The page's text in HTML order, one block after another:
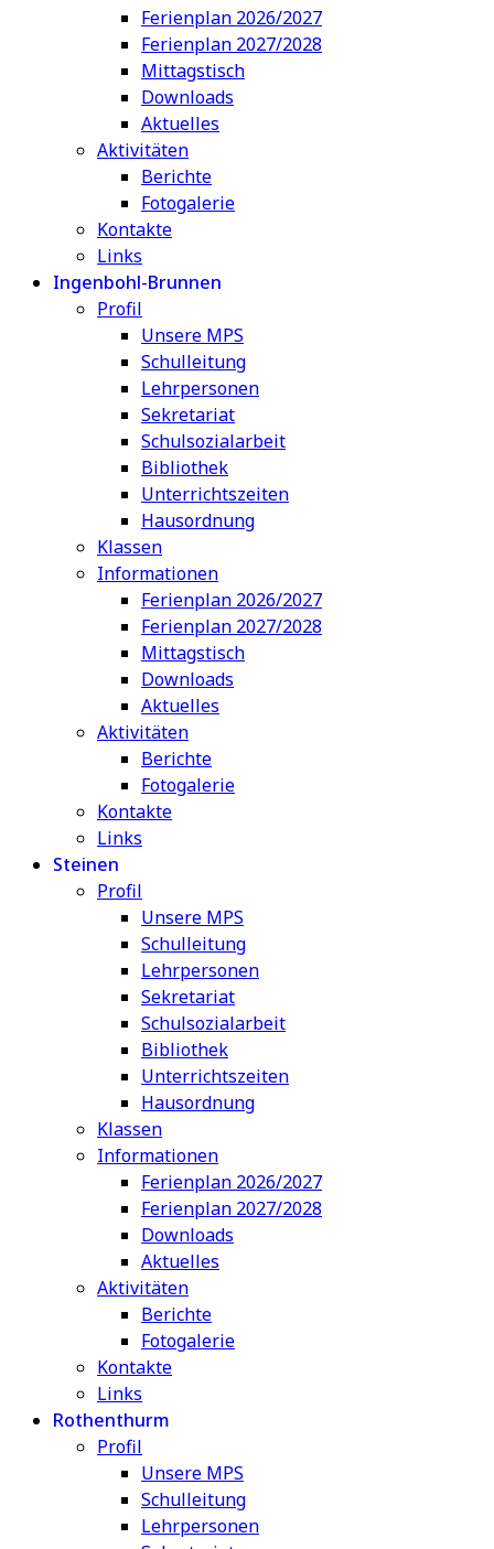
Ferienplan 2026/2027
Ferienplan 2027/2028
Mittagstisch
Downloads
Aktuelles
Aktivitäten
Berichte
Fotogalerie
Kontakte
Links
Ingenbohl-Brunnen
Profil
Unsere MPS
Schulleitung
Lehrpersonen
Sekretariat
Schulsozialarbeit
Bibliothek
Unterrichtszeiten
Hausordnung
Klassen
Informationen
Ferienplan 2026/2027
Ferienplan 2027/2028
Mittagstisch
Downloads
Aktuelles
Aktivitäten
Berichte
Fotogalerie
Kontakte
Links
Steinen
Profil
Unsere MPS
Schulleitung
Lehrpersonen
Sekretariat
Schulsozialarbeit
Bibliothek
Unterrichtszeiten
Hausordnung
Klassen
Informationen
Ferienplan 2026/2027
Ferienplan 2027/2028
Downloads
Aktuelles
Aktivitäten
Berichte
Fotogalerie
Kontakte
Links
Rothenthurm
Profil
Unsere MPS
Schulleitung
Lehrpersonen